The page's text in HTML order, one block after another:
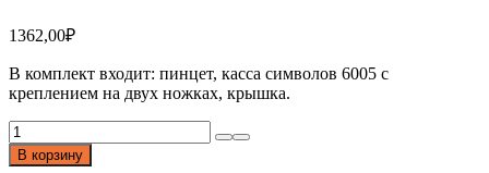
1362,00₽
В комплект входит: пинцет, касса символов 6005 с
креплением на двух ножках, крышка.
Количество
товара
Печать
В корзину